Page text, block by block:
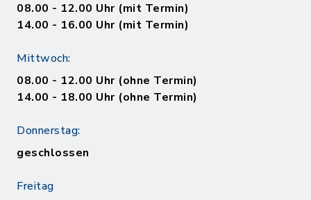
08.00 - 12.00 Uhr (mit Termin)
14.00 - 16.00 Uhr (mit Termin)
Mittwoch:
08.00 - 12.00 Uhr (ohne Termin)
14.00 - 18.00 Uhr (ohne Termin)
Donnerstag:
geschlossen
Freitag